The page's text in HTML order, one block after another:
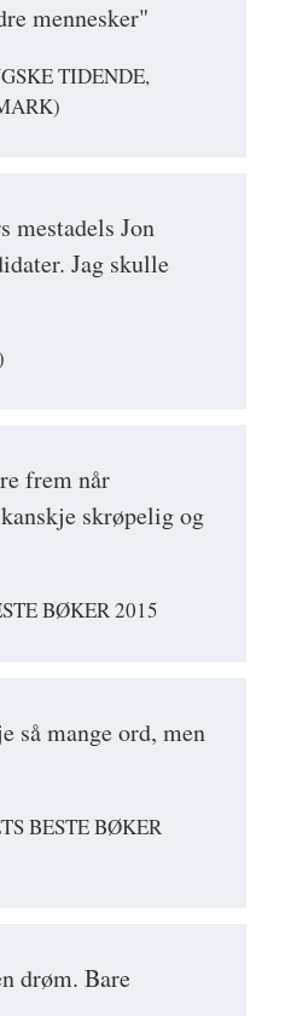
mennesker"
TIDENDE,
mestadels Jon
Jag skulle
frem når
skrøpelig og
BØKER 2015
så mange ord, men
BESTE BØKER
drøm. Bare